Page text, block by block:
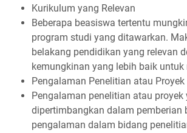
Kurikulum yang Relevan
Beberapa beasiswa tertentu
program studi yang ditawarkan.
belakang pendidikan yang relevan
kemungkinan yang lebih baik
Pengalaman Penelitian atau Proyek
Pengalaman penelitian atau
dipertimbangkan dalam pemberian
pengalaman dalam bidang